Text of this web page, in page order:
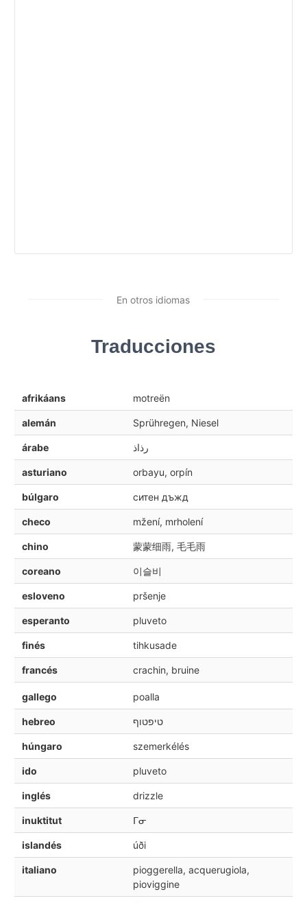
En otros idiomas
Traducciones
afrikáans motreën
alemán Sprühregen, Niesel
árabe رذاذ
asturiano orbayu, orpín
búlgaro ситен дъжд
checo mžení, mrholení
chino 蒙蒙细雨, 毛毛雨
coreano 이슬비
esloveno pršenje
esperanto pluveto
finés tihkusade
francés crachin, bruine
gallego poalla
hebreo טיפטוף
húngaro szemerkélés
ido pluveto
inglés drizzle
inuktitut ᒥᓂ
islandés úði
italiano
pioggerella, acquerugiola,
pioviggine